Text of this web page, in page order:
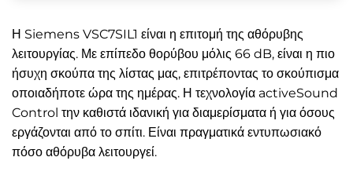
Η Siemens VSC7SIL1 είναι η επιτομή της αθόρυβης
λειτουργίας. Με επίπεδο θορύβου μόλις 66 dB, είναι η πιο
ήσυχη σκούπα της λίστας μας, επιτρέποντας το σκούπισμα
οποιαδήποτε ώρα της ημέρας. Η τεχνολογία activeSound
Control την καθιστά ιδανική για διαμερίσματα ή για όσους
εργάζονται από το σπίτι. Είναι πραγματικά εντυπωσιακό
πόσο αθόρυβα λειτουργεί.